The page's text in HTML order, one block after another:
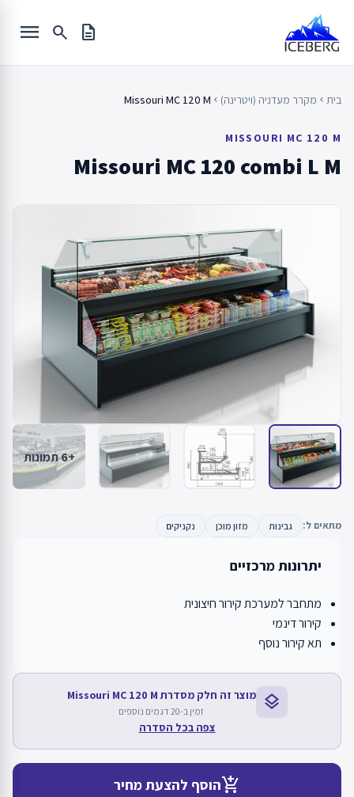
content
description
search
menu
בית chevron_left מקרר מעדניה (ויטרינה) chevron_left
Missouri MC 120 M
MISSOURI MC 120 M
Missouri MC 120 combi L M
+6 תמונות
מתאים ל: גבינות מזון מוכן נקניקים
יתרונות מרכזיים
מתחבר למערכת קירור חיצונית
קירור דינמי
תא קירור נוסף
layers מוצר זה חלק מסדרת Missouri MC 120 M
זמין ב-20 דגמים נוספים
צפה בכל הסדרה
add_shopping_cartהוסף להצעת מחיר